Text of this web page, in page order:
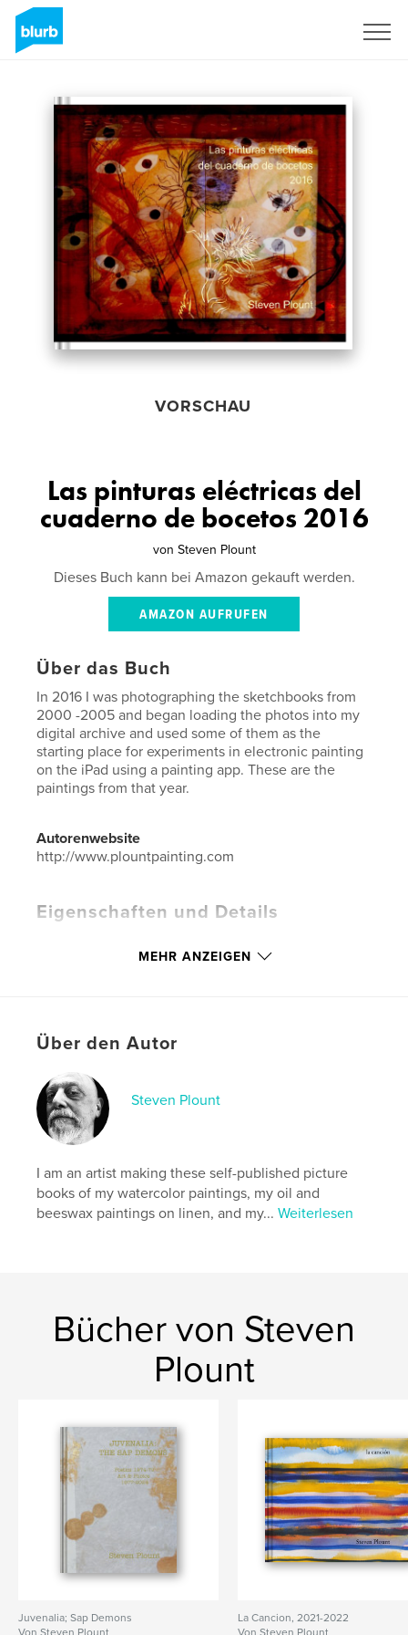
VORSCHAU
Las pinturas eléctricas del
cuaderno de bocetos 2016
von Steven Plount
Dieses Buch kann bei Amazon gekauft werden.
AMAZON AUFRUFEN
Über das Buch
In 2016 I was photographing the sketchbooks from
2000 -2005 and began loading the photos into my
digital archive and used some of them as the
starting place for experiments in electronic painting
on the iPad using a painting app. These are the
paintings from that year.
Autorenwebsite
http://www.plountpainting.com
Eigenschaften und Details
ISBN
Veröffentlichungsdatum:
SpracheEnglish
Schlüsselwörter
painting , digital
MEHR ANZEIGEN
Über den Autor
Steven Plount
I am an artist making these self-published picture
books of my watercolor paintings, my oil and
beeswax paintings on linen, and my...Weiterlesen
Bücher von Steven
Plount
Juvenalia; Sap Demons
Von Steven Plount
La Cancion, 2021-2022
Von Steven Plount